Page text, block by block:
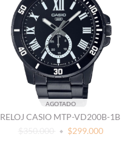
AGOTADO
RELOJ CASIO MTP-VD200B-1B
$350.000
$299.000